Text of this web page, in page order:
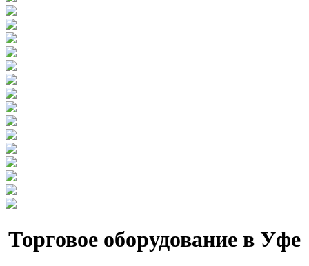
Торговое оборудование в Уфе